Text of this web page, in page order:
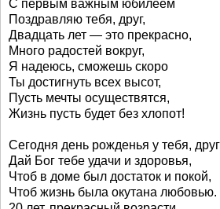
С первым важным юбилеем
Поздравляю тебя, друг,
Двадцать лет — это прекрасно,
Много радостей вокруг,
Я надеюсь, сможешь скоро
Ты достигнуть всех высот,
Пусть мечты осуществятся,
Жизнь пусть будет без хлопот!
Сегодня день рожденья у тебя,
Дай Бог тебе удачи и здоровья,
Чтоб в доме был достаток и покой,
Чтоб жизнь была окутана любовью.